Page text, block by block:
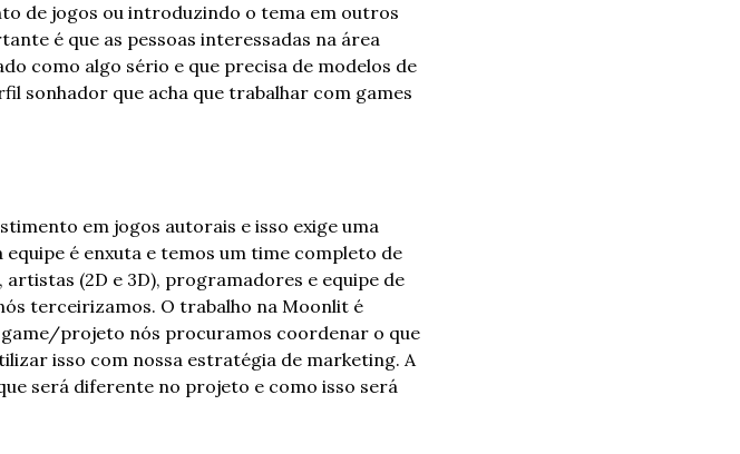
de jogos ou introduzindo o tema em outros
é que as pessoas interessadas na área
como algo sério e que precisa de modelos de
sonhador que acha que trabalhar com games
em jogos autorais e isso exige uma
é enxuta e temos um time completo de
(2D e 3D), programadores e equipe de
terceirizamos. O trabalho na Moonlit é
projeto nós procuramos coordenar o que
isso com nossa estratégia de marketing. A
será diferente no projeto e como isso será